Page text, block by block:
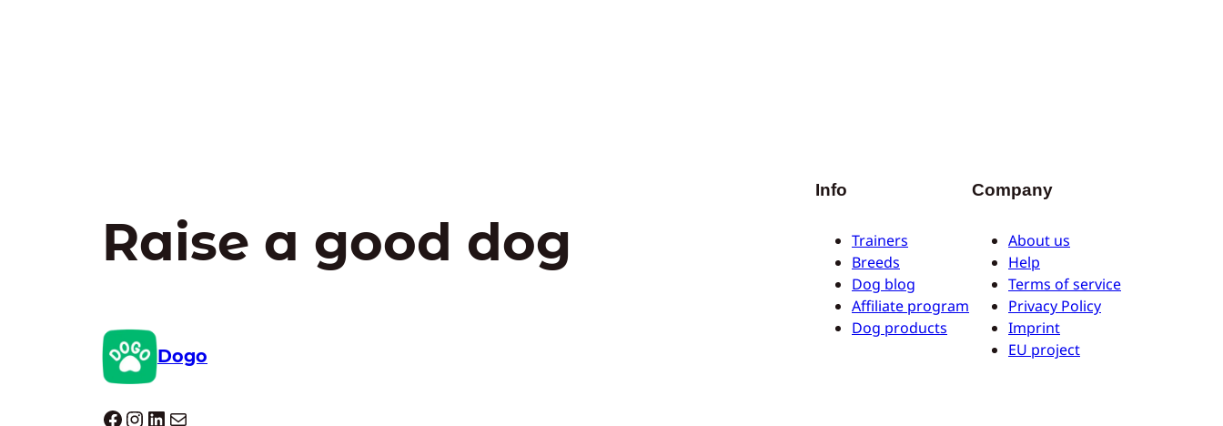
Raise a good dog
Dogo
Dogo facebook InstagramLinkedIn E-mail
Info
Trainers
Breeds
Dog blog
Affiliate program
Dog products
Company
About us
Help
Terms of service
Privacy Policy
Imprint
EU project